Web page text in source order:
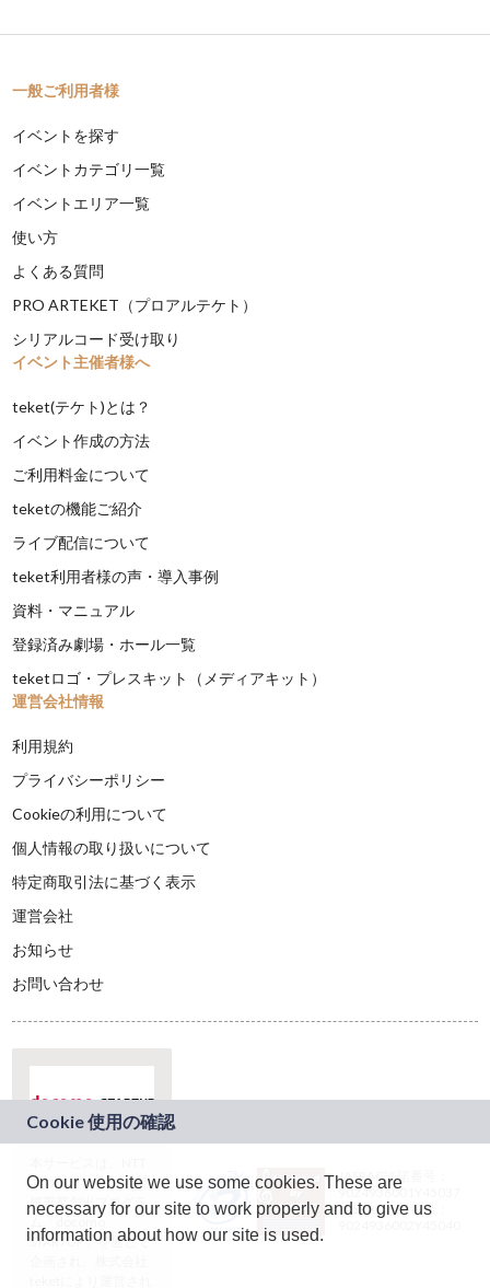
一般ご利用者様
イベントを探す
イベントカテゴリ一覧
イベントエリア一覧
使い方
よくある質問
PRO ARTEKET（プロアルテケト）
シリアルコード受け取り
イベント主催者様へ
teket(テケト)とは？
イベント作成の方法
ご利用料金について
teketの機能ご紹介
ライブ配信について
teket利用者様の声・導入事例
資料・マニュアル
登録済み劇場・ホール一覧
teketロゴ・プレスキット（メディアキット）
運営会社情報
利用規約
プライバシーポリシー
Cookieの利用について
個人情報の取り扱いについて
特定商取引法に基づく表示
運営会社
お知らせ
お問い合わせ
ドコモグループの新
規事業創出プログラ
ム「docomo
STARTUP」を通じて
JASRAC許諾番号：
9024936001Y45037
JASRAC許諾番号：
On our website we use some cookies. These are
necessary for our site to work properly and to give us
information about how our site is used.